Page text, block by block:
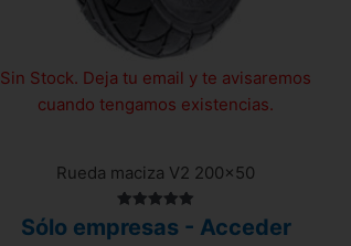
Sin Stock. Deja tu email y te avisaremos
cuando tengamos existencias.
Rueda maciza V2 200×50
con
Sólo empresas - Acceder